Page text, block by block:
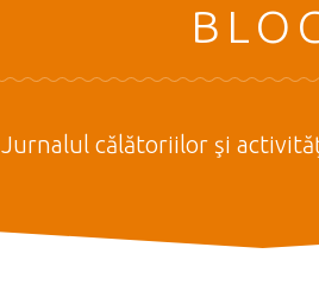
Jurnalul călătoriilor şi